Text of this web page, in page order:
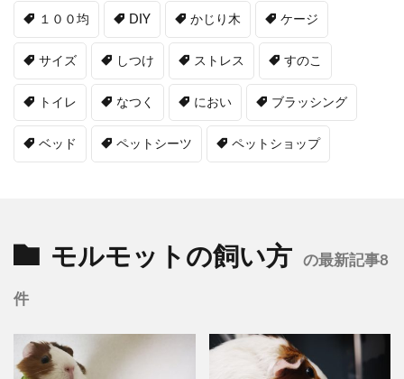
１００均 DIY かじり木 ケージ
サイズ しつけ ストレス すのこ
トイレ なつく におい ブラッシング
ベッド ペットシーツ ペットショップ
モルモットの飼い方 の最新記事8
件